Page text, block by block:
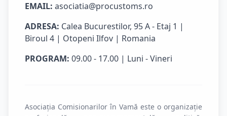
EMAIL: asociatia@procustoms.ro
ADRESA: Calea Bucurestilor, 95 A - Etaj 1 |
Biroul 4 | Otopeni Ilfov | Romania
PROGRAM: 09.00 - 17.00 | Luni - Vineri
Asociația Comisionarilor în Vamă este o organizație